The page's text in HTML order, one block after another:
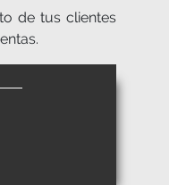
de tus clientes